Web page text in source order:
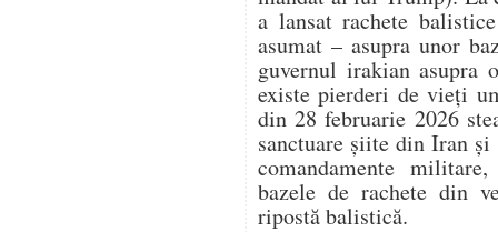
a lansat rachete
asumat – asupra unor
guvernul irakian asupra
existe pierderi de vieți
din 28 februarie 2026
sanctuare șiite din Iran
comandamente
bazele de rachete din
ripostă balistică.